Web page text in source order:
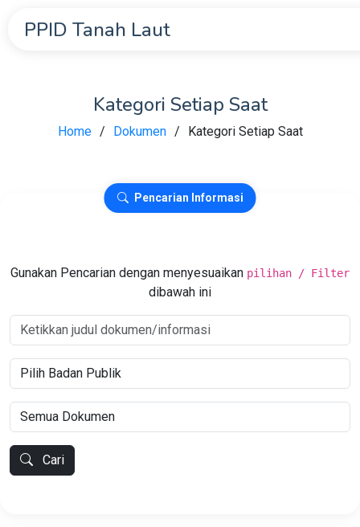
PPID Tanah Laut
Kategori Setiap Saat
Home Dokumen Kategori Setiap Saat
Pencarian Informasi
Gunakan Pencarian dengan menyesuaikan pilihan / Filter
dibawah ini
Cari